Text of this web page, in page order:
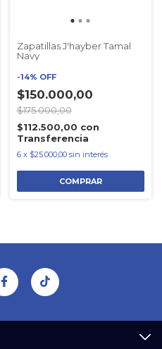
Zapatillas J'hayber Tamal
Navy
-14% OFF
$150.000,00
$175.000,00
$112.500,00 con
Transferencia
6 x $25.000,00 sin interés
COMPRAR